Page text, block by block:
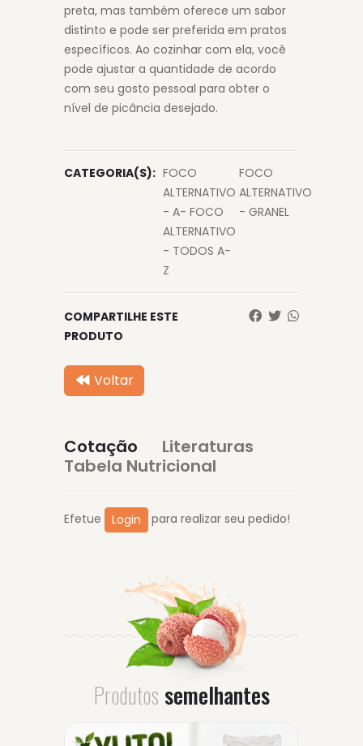
preta, mas também oferece um sabor
distinto e pode ser preferida em pratos
específicos. Ao cozinhar com ela, você
pode ajustar a quantidade de acordo
com seu gosto pessoal para obter o
nível de picância desejado.
CATEGORIA(S): FOCO
ALTERNATIVO
- A- FOCO
ALTERNATIVO
- TODOS A-
Z
FOCO
ALTERNATIVO
- GRANEL
COMPARTILHE ESTE
PRODUTO
Voltar
Cotação
Literaturas
Tabela Nutricional
Efetue Login para realizar seu pedido!
Produtos semelhantes